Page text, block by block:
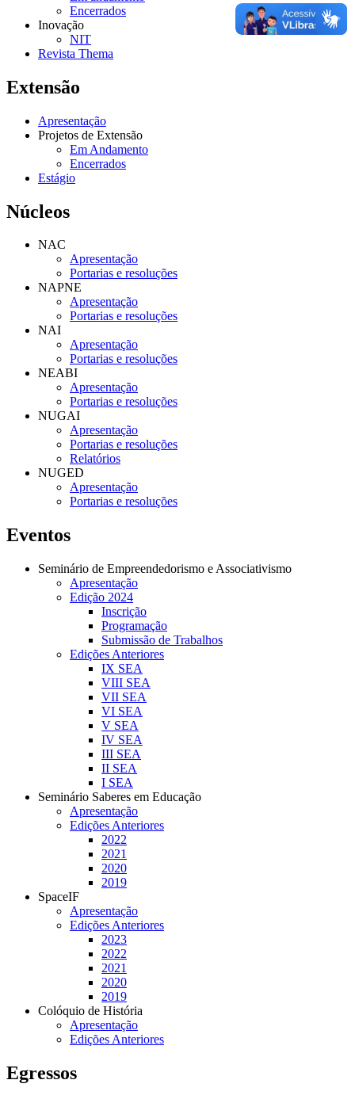
Encerrados
Inovação
NIT
Revista Thema
Extensão
Apresentação
Projetos de Extensão
Em Andamento
Encerrados
Estágio
Núcleos
NAC
Apresentação
Portarias e resoluções
NAPNE
Apresentação
Portarias e resoluções
NAI
Apresentação
Portarias e resoluções
NEABI
Apresentação
Portarias e resoluções
NUGAI
Apresentação
Portarias e resoluções
Relatórios
NUGED
Apresentação
Portarias e resoluções
Eventos
Seminário de Empreendedorismo e Associativismo
Apresentação
Edição 2024
Inscrição
Programação
Submissão de Trabalhos
Edições Anteriores
IX SEA
VIII SEA
VII SEA
VI SEA
V SEA
IV SEA
III SEA
II SEA
I SEA
Seminário Saberes em Educação
Apresentação
Edições Anteriores
2022
2021
2020
2019
SpaceIF
Apresentação
Edições Anteriores
2023
2022
2021
2020
2019
Colóquio de História
Apresentação
Edições Anteriores
Egressos